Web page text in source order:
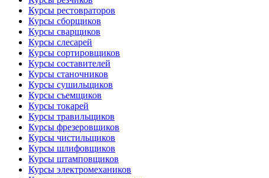
Курсы рестовраторов
Курсы сборщиков
Курсы сварщиков
Курсы слесарей
Курсы сортировщиков
Курсы составителей
Курсы станочников
Курсы сушильщиков
Курсы съемщиков
Курсы токарей
Курсы травильщиков
Курсы фрезеровщиков
Курсы чистильщиков
Курсы шлифовщиков
Курсы штамповщиков
Курсы электромехаников